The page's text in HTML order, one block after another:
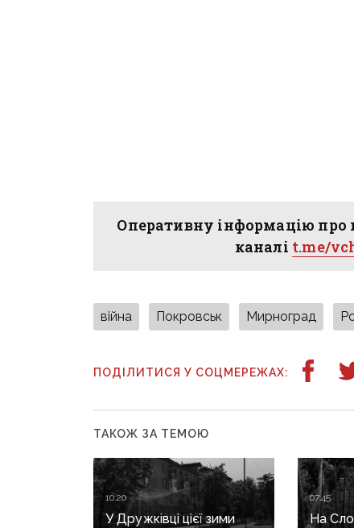
Оперативну інформацію про
каналі t.me/
війна Покровськ Мирноград
ПОДІЛИТИСЯ У СОЦМЕРЕЖАХ:
ТАКОЖ ЗА ТЕМОЮ
10:20
У Дружківці цієї зими
07:45
На